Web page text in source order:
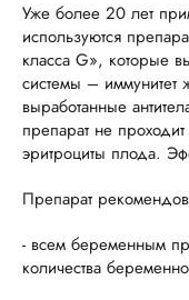
Уже более 20 лет
используются
класса G», которые
системы –
выработанные
препарат не проходит
эритроциты плода.
Препарат
- всем беременным
количества